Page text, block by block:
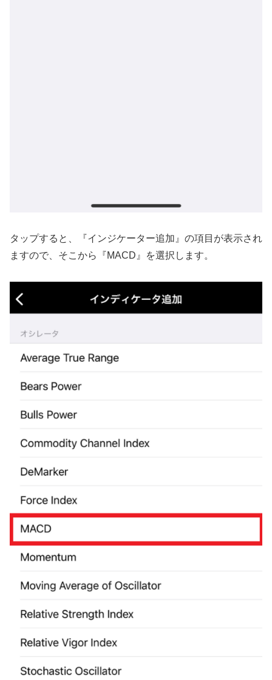
タップすると、『インジケーター追加 』 の項目が表示され
ますので、そこから『MACD』 を選択します。